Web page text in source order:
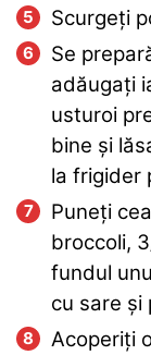
Scurgeți
Se
adăugați
usturoi
bine și
la frigider
Puneți
broccoli,
fundul
cu sare și
Acoperiți